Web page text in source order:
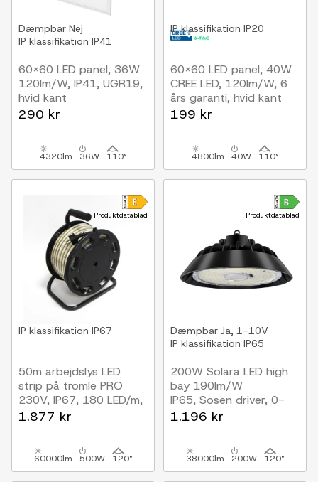
Dæmpbar Nej
IP klassifikation IP41
60x60 LED panel, 36W
120lm/W, IP41, UGR19,
hvid kant
290 kr
4320lm 36W 110°
IP klassifikation IP20
60x60 LED panel, 40W
CREE LED, 120lm/W, 6
års garanti, hvid kant
199 kr
4800lm 40W 110°
Produktdatablad
IP klassifikation IP67
50m arbejdslys LED
strip på tromle PRO
230V, IP67, 180 LED/m,
10W/m, 1200 lm/m
1.877 kr
60000lm 500W 120°
Produktdatablad
Dæmpbar Ja, 1-10V
IP klassifikation IP65
200W Solara LED high
bay 190lm/W
IP65, Sosen driver, 0-
10V dæmpbar, 5 års
1.196 kr
38000lm 200W 120°